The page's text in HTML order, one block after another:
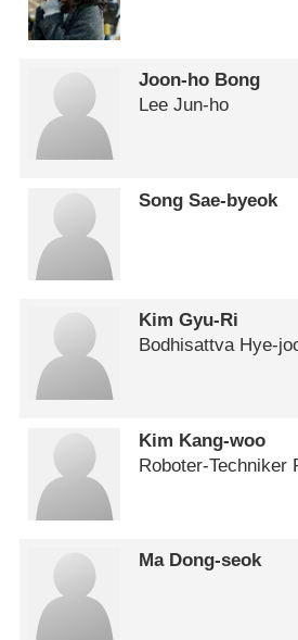
Joon-ho Bong
Lee Jun-ho
Song Sae-byeok
Kim Gyu-Ri
Bodhisattva Hye-
Kim Kang-woo
Roboter-Techniker
Ma Dong-seok